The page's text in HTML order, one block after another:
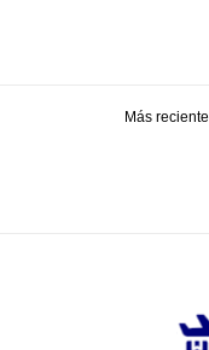
Más reciente